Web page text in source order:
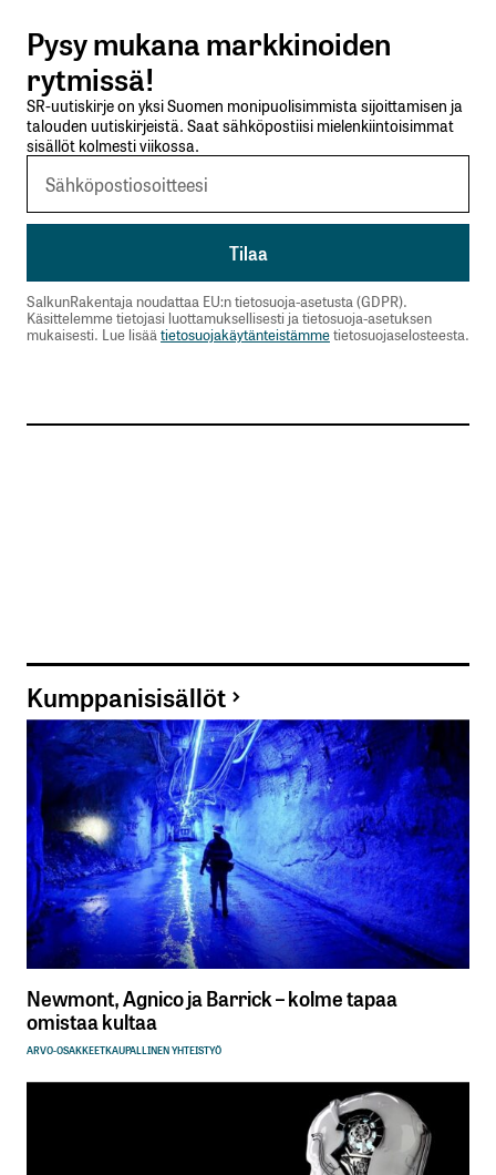
Lähetä kommentti
Pysy mukana markkinoiden
rytmissä!
SR-uutiskirje on yksi Suomen monipuolisimmista sijoittamisen ja
talouden uutiskirjeistä. Saat sähköpostiisi mielenkiintoisimmat
sisällöt kolmesti viikossa.
SalkunRakentaja noudattaa EU:n tietosuoja-asetusta (GDPR).
Käsittelemme tietojasi luottamuksellisesti ja tietosuoja-asetuksen
mukaisesti. Lue lisää tietosuojakäytänteistämmetietosuojaselosteesta.
Kumppanisisällöt
Newmont, Agnico ja Barrick – kolme tapaa
omistaa kultaa
ARVO-OSAKKEETKAUPALLINEN YHTEISTYÖ